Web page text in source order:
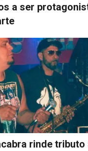
a ser
rinde tributo